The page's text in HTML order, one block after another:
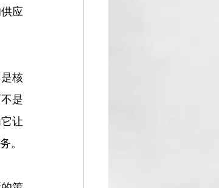
应
核
是
让
。